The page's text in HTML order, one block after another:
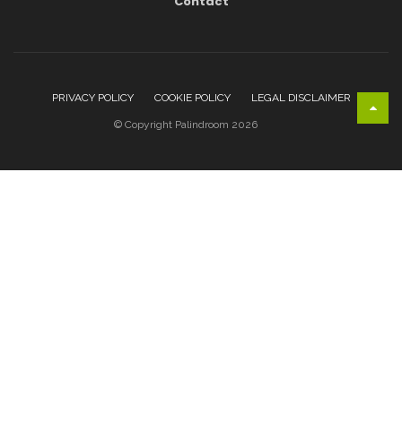
PRIVACY POLICY COOKIE POLICY LEGAL DISCLAIMER
© Copyright Palindroom 2026